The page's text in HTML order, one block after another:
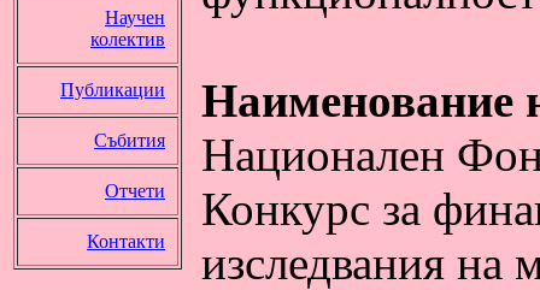
Научен
колектив
Публикации
Събития
Отчети
Контакти
Наименование
Национален
Конкурс за
изследвания на